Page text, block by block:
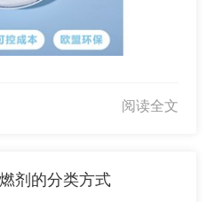
阅读全文
剂的分类方式